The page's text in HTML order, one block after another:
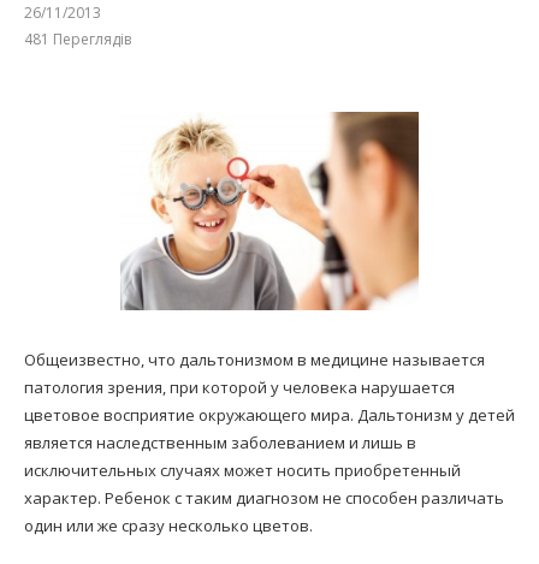
26/11/2013
481 Переглядів
Общеизвестно, что дальтонизмом в медицине называется
патология зрения, при которой у человека нарушается
цветовое восприятие окружающего мира. Дальтонизм у детей
является наследственным заболеванием и лишь в
исключительных случаях может носить приобретенный
характер. Ребенок с таким диагнозом не способен различать
один или же сразу несколько цветов.